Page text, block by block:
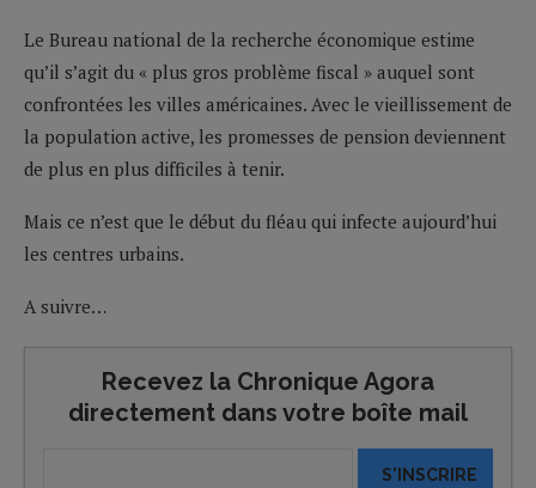
Le Bureau national de la recherche économique estime
qu’il s’agit du « plus gros problème fiscal » auquel sont
confrontées les villes américaines. Avec le vieillissement de
la population active, les promesses de pension deviennent
de plus en plus difficiles à tenir.
Mais ce n’est que le début du fléau qui infecte aujourd’hui
les centres urbains.
A suivre…
Recevez la Chronique Agora
directement dans votre boîte mail
S'INSCRIRE